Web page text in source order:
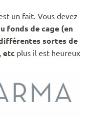
un fait. Vous devez
fonds de cage (en
sortes de
etc plus il est heureux